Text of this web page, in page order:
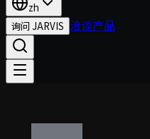
zh
询问 JARVIS 洽谈产品